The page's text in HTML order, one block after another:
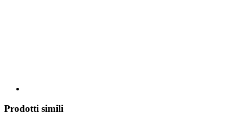
Prodotti simili